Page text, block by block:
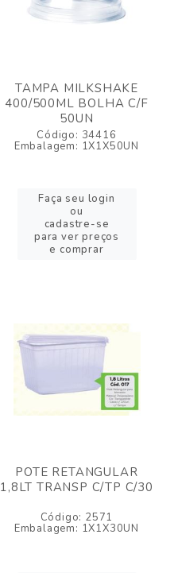
TAMPA MILKSHAKE
400/500ML BOLHA C/F
50UN
Código: 34416
Embalagem: 1X1X50UN
Faça seu login
ou
cadastre-se
para ver preços
e comprar
POTE RETANGULAR
1,8LT TRANSP C/TP C/30
Código: 2571
Embalagem: 1X1X30UN